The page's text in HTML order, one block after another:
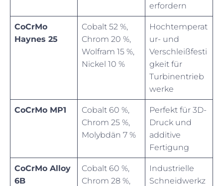
erfordern
CoCrMo
Haynes 25
Cobalt 52 %,
Chrom 20 %,
Wolfram 15 %,
Nickel 10 %
Hochtemperat
ur- und
Verschleißfesti
gkeit für
Turbinentrieb
werke
CoCrMo MP1
Cobalt 60 %,
Chrom 25 %,
Molybdän 7 %
Perfekt für 3D-
Druck und
additive
Fertigung
CoCrMo Alloy
6B
Cobalt 60 %,
Chrom 28 %,
Industrielle
Schneidwerkz